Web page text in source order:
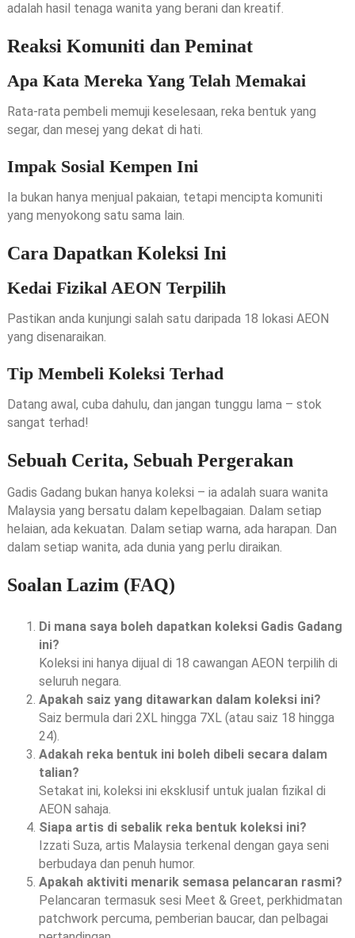
adalah hasil tenaga wanita yang berani dan kreatif.
Reaksi Komuniti dan Peminat
Apa Kata Mereka Yang Telah Memakai
Rata-rata pembeli memuji keselesaan, reka bentuk yang
segar, dan mesej yang dekat di hati.
Impak Sosial Kempen Ini
Ia bukan hanya menjual pakaian, tetapi mencipta komuniti
yang menyokong satu sama lain.
Cara Dapatkan Koleksi Ini
Kedai Fizikal AEON Terpilih
Pastikan anda kunjungi salah satu daripada 18 lokasi AEON
yang disenaraikan.
Tip Membeli Koleksi Terhad
Datang awal, cuba dahulu, dan jangan tunggu lama – stok
sangat terhad!
Sebuah Cerita, Sebuah Pergerakan
Gadis Gadang bukan hanya koleksi – ia adalah suara wanita
Malaysia yang bersatu dalam kepelbagaian. Dalam setiap
helaian, ada kekuatan. Dalam setiap warna, ada harapan. Dan
dalam setiap wanita, ada dunia yang perlu diraikan.
Soalan Lazim (FAQ)
Di mana saya boleh dapatkan koleksi Gadis Gadang
ini?
Koleksi ini hanya dijual di 18 cawangan AEON terpilih di
seluruh negara.
Apakah saiz yang ditawarkan dalam koleksi ini?
Saiz bermula dari 2XL hingga 7XL (atau saiz 18 hingga
24).
Adakah reka bentuk ini boleh dibeli secara dalam
talian?
Setakat ini, koleksi ini eksklusif untuk jualan fizikal di
AEON sahaja.
Siapa artis di sebalik reka bentuk koleksi ini?
Izzati Suza, artis Malaysia terkenal dengan gaya seni
berbudaya dan penuh humor.
Apakah aktiviti menarik semasa pelancaran rasmi?
Pelancaran termasuk sesi Meet & Greet, perkhidmatan
patchwork percuma, pemberian baucar, dan pelbagai